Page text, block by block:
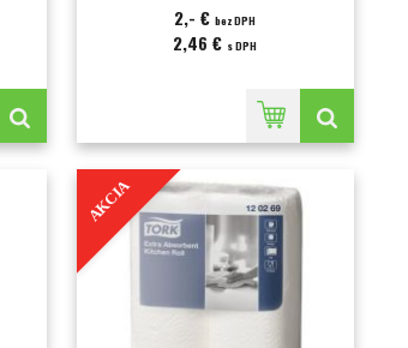
2,- €bez DPH
2,46 € s DPH
AKCIA